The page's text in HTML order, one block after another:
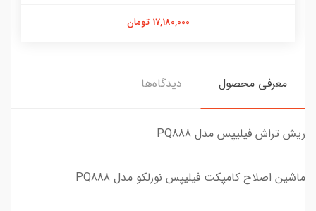
17,180,000 تومان
معرفی محصول دیدگاه‌ها
ریش تراش فیلیپس مدل PQ888
ماشین اصلاح کامپکت فیلیپس نورلکو مدل PQ888